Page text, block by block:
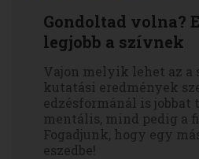
Gondoltad volna?
legjobb a szívnek
Vajon melyik lehet az a
kutatási eredmények
edzésformánál is jobbat
mentális, mind pedig a
Fogadjunk, hogy egy
eszedbe!